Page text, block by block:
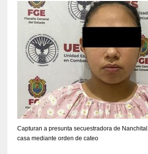
Capturan a presunta secuestradora de
casa mediante orden de cateo